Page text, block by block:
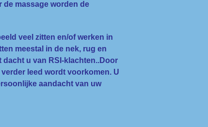
massage worden de
veel zitten en/of werken in
meestal in de nek, rug en
u van RSI-klachten..Door
leed wordt voorkomen. U
aandacht van uw